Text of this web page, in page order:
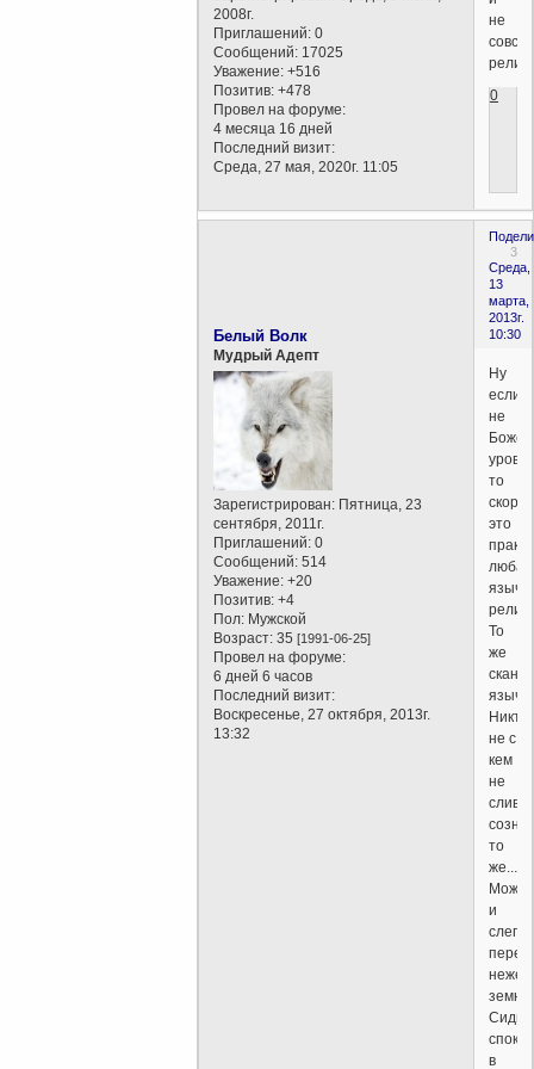
2008г.
Приглашений: 0
Сообщений: 17025
Уважение: +516
Позитив: +478
Провел на форуме:
4 месяца 16 дней
Последний визит:
Среда, 27 мая, 2020г. 11:05
не
0
3
Среда,
13
марта,
2013г.
10:30
Белый Волк
Мудрый Адепт
Зарегистрирован: Пятница, 23
сентября, 2011г.
Приглашений: 0
Сообщений: 514
Уважение: +20
Позитив: +4
Пол: Мужской
Возраст: 35[1991-06-25]
Провел на форуме:
6 дней 6 часов
Последний визит:
Воскресенье, 27 октября, 2013г.
13:32
Ну
если
не
то
скорее
это
любая
То
же
Никто
не с
кем
не
то
же...
Может
и
слегка
Сидим
в